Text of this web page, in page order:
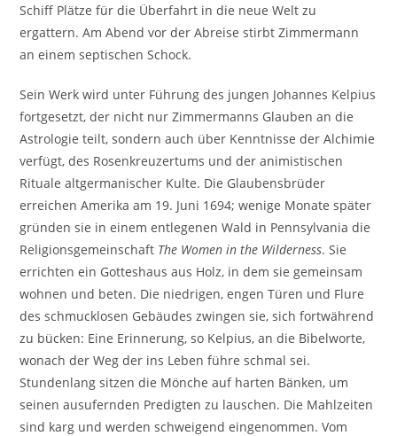
Schiff Plätze für die Überfahrt in die neue Welt zu
ergattern. Am Abend vor der Abreise stirbt Zimmermann
an einem septischen Schock.
Sein Werk wird unter Führung des jungen Johannes Kelpius
fortgesetzt, der nicht nur Zimmermanns Glauben an die
Astrologie teilt, sondern auch über Kenntnisse der Alchimie
verfügt, des Rosenkreuzertums und der animistischen
Rituale altgermanischer Kulte. Die Glaubensbrüder
erreichen Amerika am 19. Juni 1694; wenige Monate später
gründen sie in einem entlegenen Wald in Pennsylvania die
Religionsgemeinschaft The Women in the Wilderness. Sie
errichten ein Gotteshaus aus Holz, in dem sie gemeinsam
wohnen und beten. Die niedrigen, engen Türen und Flure
des schmucklosen Gebäudes zwingen sie, sich fortwährend
zu bücken: Eine Erinnerung, so Kelpius, an die Bibelworte,
wonach der Weg der ins Leben führe schmal sei.
Stundenlang sitzen die Mönche auf harten Bänken, um
seinen ausufernden Predigten zu lauschen. Die Mahlzeiten
sind karg und werden schweigend eingenommen. Vom